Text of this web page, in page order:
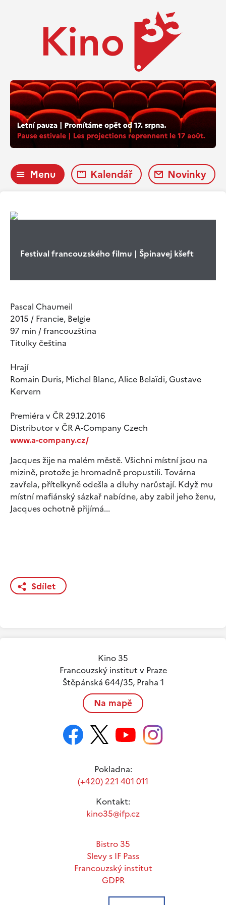
Menu Kalendář Novinky
Festival francouzského filmu | Špinavej kšeft
Pascal Chaumeil
2015 / Francie, Belgie
97 min / francouzština
Titulky čeština
Hrají
Romain Duris, Michel Blanc, Alice Belaïdi, Gustave
Kervern
Premiéra v ČR 29.12.2016
Distributor v ČR A-Company Czech
www.a-company.cz/
Jacques žije na malém městě. Všichni místní jsou na
mizině, protože je hromadně propustili. Továrna
zavřela, přítelkyně odešla a dluhy narůstají. Když mu
místní mafiánský sázkař nabídne, aby zabil jeho ženu,
Jacques ochotně přijímá...
Sdílet
Kino 35
Francouzský institut v Praze
Štěpánská 644/35, Praha 1
Na mapě
Pokladna:
(+420) 221 401 011
Kontakt:
kino35@ifp.cz
Bistro 35
Slevy s IF Pass
Francouzský institut
GDPR